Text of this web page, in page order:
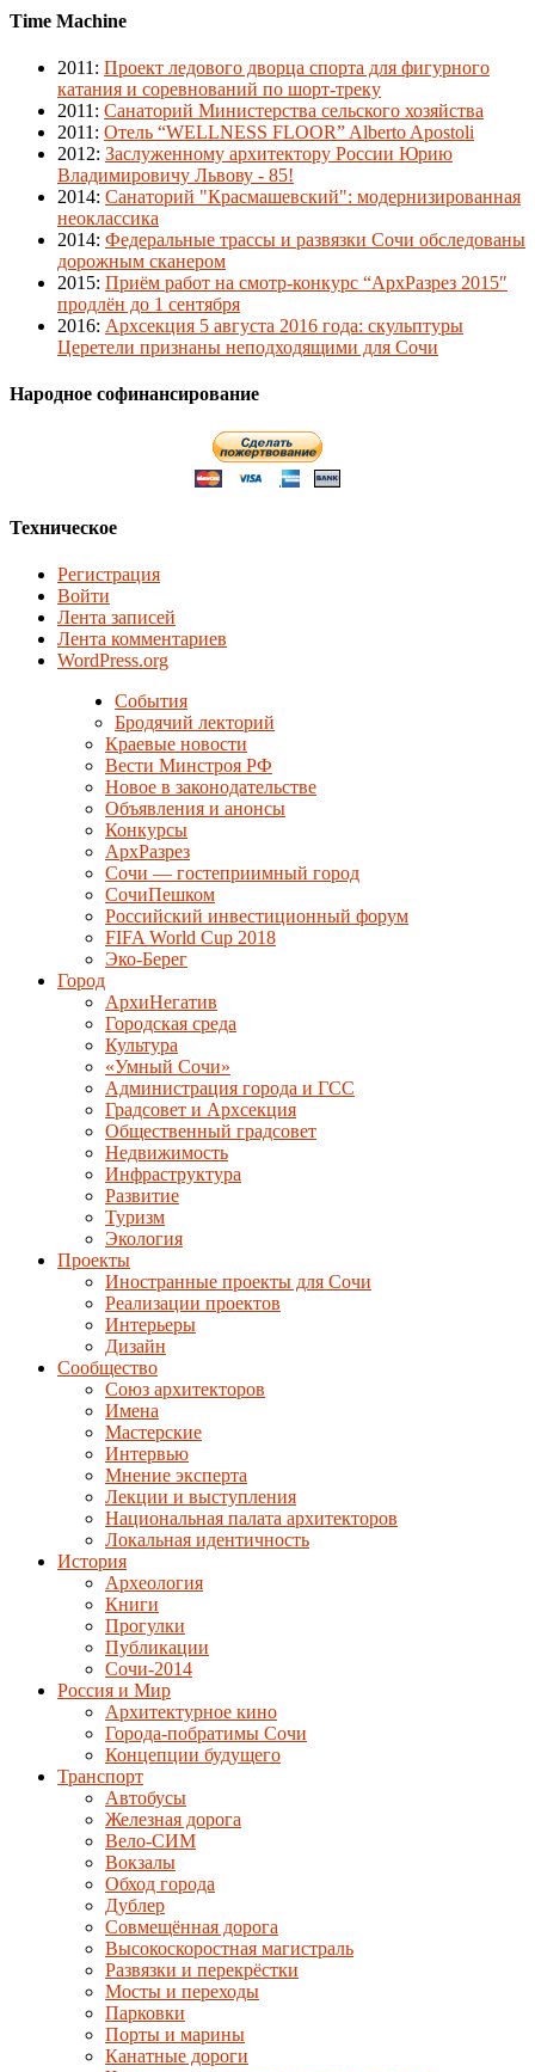
Time Machine
2011 : Проект ледового дворца спорта для фигурного
катания и соревнований по шорт-треку
2011 : Санаторий Министерства сельского хозяйства
2011 : Отель “WELLNESS FLOOR” Alberto Apostoli
2012: Заслуженному архитектору России Юрию
Владимировичу Львову - 85!
2014: Санаторий "Красмашевский": модернизированная
неоклассика
2014: Федеральные трассы и развязки Сочи обследованы
дорожным сканером
2015: Приём работ на смотр-конкурс “АрхРазрез 2015″
продлён до 1 сентября
2016: Архсекция 5 августа 2016 года: скульптуры
Церетели признаны неподходящими для Сочи
Народное софинансирование
Техническое
Регистрация
Войти
Лента записей
Лента комментариев
WordPress.org
События
Бродячий лекторий
Краевые новости
Вести Минстроя РФ
Новое в законодательстве
Объявления и анонсы
Конкурсы
АрхРазрез
Сочи — гостеприимный город
СочиПешком
Российский инвестиционный форум
FIFA World Cup 2018
Эко-Берег
Город
АрхиНегатив
Городская среда
Культура
«Умный Сочи»
Администрация города и ГСС
Градсовет и Архсекция
Общественный градсовет
Недвижимость
Инфраструктура
Развитие
Туризм
Экология
Проекты
Иностранные проекты для Сочи
Реализации проектов
Интерьеры
Дизайн
Сообщество
Союз архитекторов
Имена
Мастерские
Интервью
Мнение эксперта
Лекции и выступления
Национальная палата архитекторов
Локальная идентичность
История
Археология
Книги
Прогулки
Публикации
Сочи-2014
Россия и Мир
Архитектурное кино
Города-побратимы Сочи
Концепции будущего
Транспорт
Автобусы
Железная дорога
Вело-СИМ
Вокзалы
Обход города
Дублер
Совмещённая дорога
Высокоскоростная магистраль
Развязки и перекрёстки
Мосты и переходы
Парковки
Порты и марины
Канатные дороги